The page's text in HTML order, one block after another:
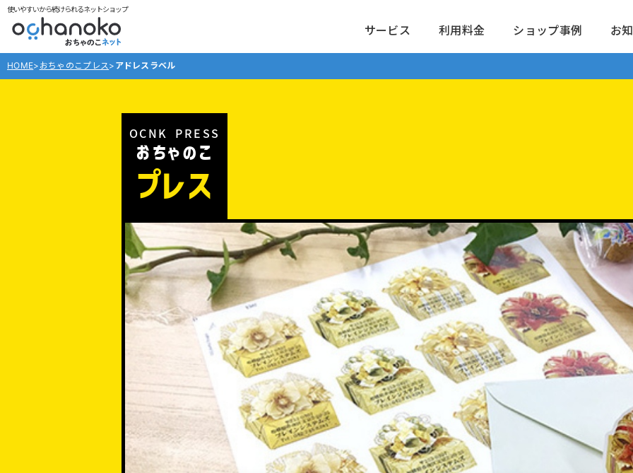
使いやすいから続けられるネットショップ
サービス 利用料金 ショップ事例 お
HOME> おちゃのこプレス> アドレスラベル
おちゃのこ
プレス